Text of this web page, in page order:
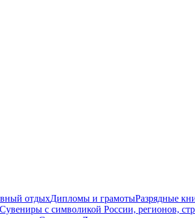
отдыхДипломы и грамотыРазрядные
Сувениры с символикой России, регионов,